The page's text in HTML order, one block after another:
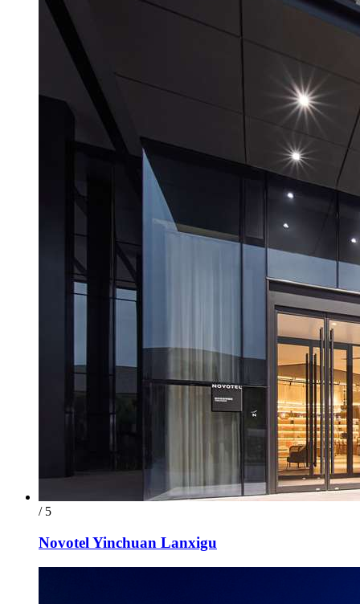
/ 5
Novotel Yinchuan Lanxigu